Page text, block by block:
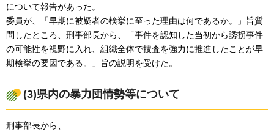
について報告があった。
委員が、「早期に被疑者の検挙に至った理由は何であるか。」旨質
問したところ、刑事部長から、「事件を認知した当初から誘拐事件
の可能性を視野に入れ、組織全体で捜査を強力に推進したことが早
期検挙の要因である。」旨の説明を受けた。
(3)県内の暴力団情勢等について
刑事部長から、